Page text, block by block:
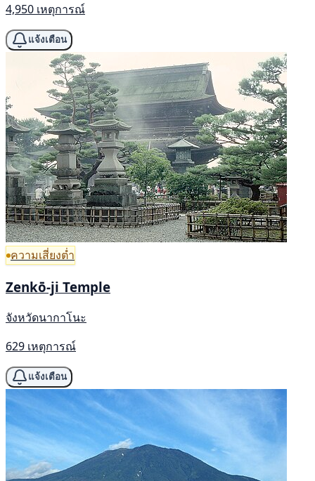
4,950 เหตุการณ์
แจ้งเตือน
ความเสี่ยงต่ำ
Zenkō-ji Temple
จังหวัดนากาโนะ
629 เหตุการณ์
แจ้งเตือน